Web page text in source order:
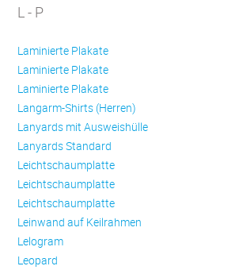
L - P
Laminierte Plakate
Laminierte Plakate
Laminierte Plakate
Langarm-Shirts (Herren)
Lanyards mit Ausweishülle
Lanyards Standard
Leichtschaumplatte
Leichtschaumplatte
Leichtschaumplatte
Leinwand auf Keilrahmen
Lelogram
Leopard